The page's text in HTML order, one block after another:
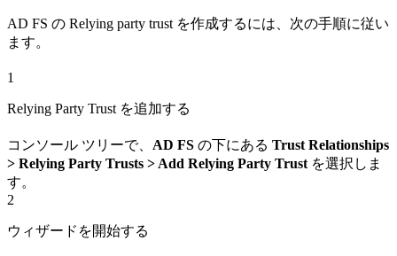
AD FS の Relying party trust を作成するには、次の手順に従い
ます。
1
Relying Party Trust を追加する
コンソール ツリーで、 AD FS の下にある Trust Relationships
> Relying Party Trusts > Add Relying Party Trust を選択しま
す。
2
ウィザードを開始する